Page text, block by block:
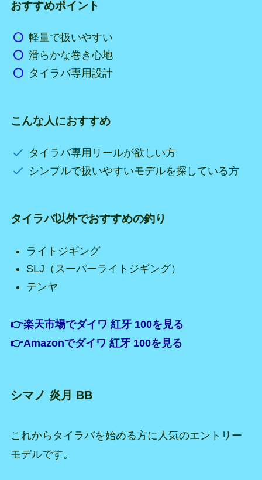
おすすめポイント
軽量で扱いやすい
滑らかな巻き心地
タイラバ専用設計
こんな人におすすめ
タイラバ専用リールが欲しい方
シンプルで扱いやすいモデルを探している方
タイラバ以外でおすすめの釣り
ライトジギング
SLJ（スーパーライトジギング）
テンヤ
👉楽天市場でダイワ 紅牙 100を見る
👉Amazonでダイワ 紅牙 100を見る
シマノ 炎月 BB
これからタイラバを始める方に人気のエントリー
モデルです。